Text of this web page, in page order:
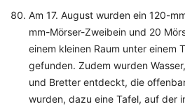
Am 17. August wurden ein 120-
mm-Mörser-Zweibein und 20
einem kleinen Raum unter einem
gefunden. Zudem wurden
und Bretter entdeckt, die
wurden, dazu eine Tafel, auf der